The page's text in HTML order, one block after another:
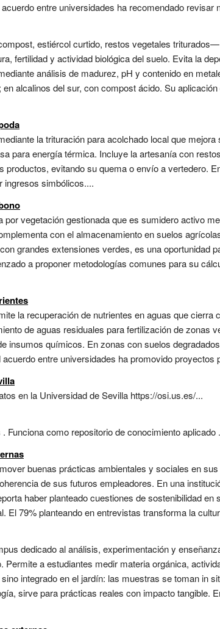
entre universidades ha recomendado revisar
estiércol curtido, restos vegetales
fertilidad y actividad biológica del suelo. Evita la
análisis de madurez, pH y contenido en
alcalinos del sur, con compost ácido. Su
la trituración para acolchado local que
para energía térmica. Incluye la artesanía con
evitando su quema o envío a vertedero.
ingresos simbólicos....
vegetación gestionada que es sumidero activo
con el almacenamiento en suelos
grandes extensiones verdes, es una oportunidad
a proponer metodologías comunes para su
la recuperación de nutrientes en aguas que cierra
de aguas residuales para fertilización de zonas
insumos químicos. En zonas con suelos
entre universidades ha promovido proyectos
en la Universidad de Sevilla https://osi.us.es/...
como repositorio de conocimiento aplicado
buenas prácticas ambientales y sociales en
de sus futuros empleadores. En una
haber planteado cuestiones de sostenibilidad
El 79% planteando en entrevistas transforma la
dedicado al análisis, experimentación y
a estudiantes medir materia orgánica,
integrado en el jardín: las muestras se toman in
sirve para prácticas reales con impacto tangible.